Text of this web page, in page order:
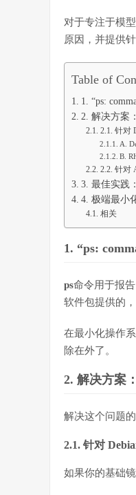
对于专注于模
原因，并提供
Table of
1. “ps:
2. 解决方案
2.1. 针对
A.
B.
2.2. 针对
3. 最佳实践
4. 极端最小
相关
1. “ps:
ps命令用于报
软件包提供的
在最小化操作
除在外了。
2. 解决方案
解决这个问题
2.1. 针对
如果你的基础